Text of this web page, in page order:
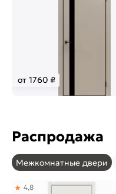
от 1760 ₽
Распродажа
Межкомнатные двери
4,8